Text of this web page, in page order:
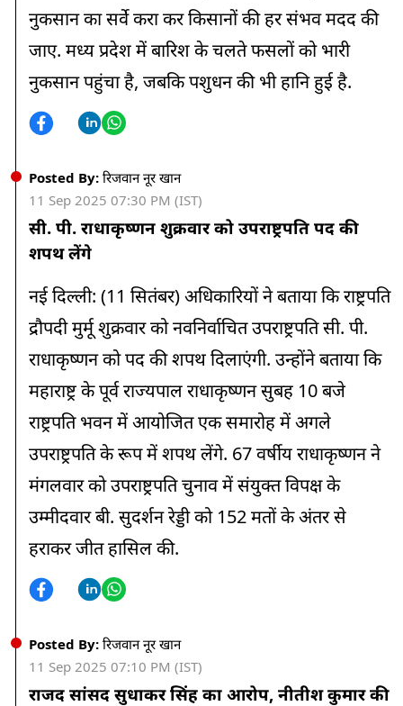
02:54 PM
पूरे देश में SIR करने का केंद्रीय मंत्री जीतन राम मांझी ने समर्थन किया
02:27 PM
सशस्त्र सीमा बल ने नेपाल की जेलों से भागे 60 कैदियों को पकड़ा
किसानों को आत्मनिर्भर भारत के तहत मशरूम उत्पादन की ट्रेनिंग दी
01:49 PM
भारत-मॉरीशस के बीच कई महत्वपूर्ण समझौतों पर करार
01:32 PM
13 सितंबर से कश्मीर से दिल्ली के बीच दौड़ेगी पार्सल ट्रेन
भारत और मॉरीशस सिर्फ पार्टनर नहीं बल्कि एक परिवार हैं – पीएम मोदी
12:45 PM
बाढ़-भूस्खलन से राजमार्गों के नुकसान को सुधारने की प्रक्रिया तेज करने
के निर्देश
12:30 PM
दुनिया में आपस में लड़ रही ताकतों को रोकने का काम केवल भारत ही
कर सकता है- सीएम योगी
12:10 PM
उज्जैन में वैज्ञानिक तकनीकी से बकरी पालन पर तीन दिवसीय ट्रेनिंग
12:09 PM
पीएम मोदी ने वाराणसी में मॉरीशस के प्रधानमंत्री डॉ. नवीनचंद्र रामगुलाम
से मुलाकात की
नुकसान का सर्वे करा कर किसानों की हर संभव मदद की
जाए. मध्य प्रदेश में बारिश के चलते फसलों को भारी
नुकसान पहुंचा है, जबकि पशुधन की भी हानि हुई है.
Posted By: रिजवान नूर खान
11 Sep 2025 07:30 PM (IST)
सी. पी. राधाकृष्णन शुक्रवार को उपराष्ट्रपति पद की
शपथ लेंगे
नई दिल्ली: (11 सितंबर) अधिकारियों ने बताया कि राष्ट्रपति
द्रौपदी मुर्मू शुक्रवार को नवनिर्वाचित उपराष्ट्रपति सी. पी.
राधाकृष्णन को पद की शपथ दिलाएंगी. उन्होंने बताया कि
महाराष्ट्र के पूर्व राज्यपाल राधाकृष्णन सुबह 10 बजे
राष्ट्रपति भवन में आयोजित एक समारोह में अगले
उपराष्ट्रपति के रूप में शपथ लेंगे. 67 वर्षीय राधाकृष्णन ने
मंगलवार को उपराष्ट्रपति चुनाव में संयुक्त विपक्ष के
उम्मीदवार बी. सुदर्शन रेड्डी को 152 मतों के अंतर से
हराकर जीत हासिल की.
Posted By: रिजवान नूर खान
11 Sep 2025 07:10 PM (IST)
राजद सांसद सुधाकर सिंह का आरोप, नीतीश कुमार की